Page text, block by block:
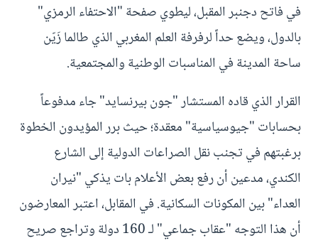
في فاتح دجنبر المقبل، ليطوي صفحة "الاحتفاء الرمزي"
بالدول، ويضع حداً لرفرفة العلم المغربي الذي طالما زَيّن
ساحة المدينة في المناسبات الوطنية والمجتمعية.
القرار الذي قاده المستشار "جون بيرنسايد" جاء مدفوعاً
بحسابات "جيوسياسية" معقدة؛ حيث برر المؤيدون الخطوة
برغبتهم في تجنب نقل الصراعات الدولية إلى الشارع
الكندي، مدعين أن رفع بعض الأعلام بات يذكي "نيران
العداء" بين المكونات السكانية. في المقابل، اعتبر المعارضون
أن هذا التوجه "عقاب جماعي" لـ 160 دولة وتراجع صريح